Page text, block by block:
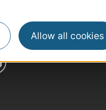
Allow all cookies